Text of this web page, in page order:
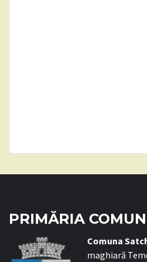
PRIMĂRIA
Comuna
maghiară